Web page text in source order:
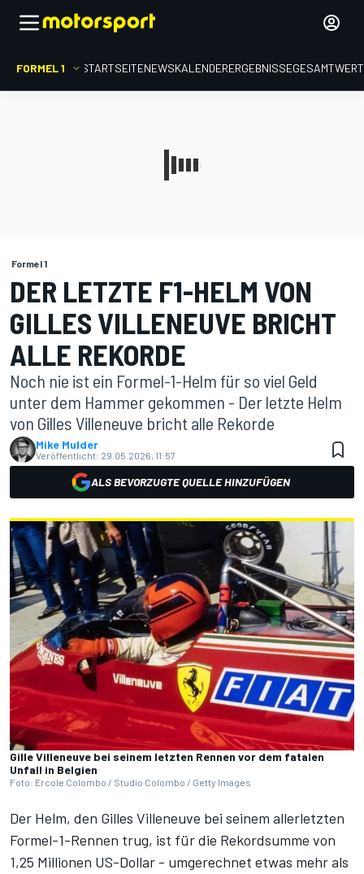
FORMEL 1 STARTSEITENEWSKALENDERERGEBNISSE
Formel 1
DER LETZTE F1-HELM VON
GILLES VILLENEUVE BRICHT
ALLE REKORDE
Noch nie ist ein Formel-1-Helm für so viel Geld
unter dem Hammer gekommen - Der letzte Helm
von Gilles Villeneuve bricht alle Rekorde
Mike Mulder
Veröffentlicht: 29.05.2026, 11:57
ALS BEVORZUGTE QUELLE HINZUFÜGEN
Gille Villeneuve bei seinem letzten Rennen vor dem fatalen
Unfall in Belgien
Foto: Ercole Colombo / Studio Colombo / Getty Images
Der Helm, den Gilles Villeneuve bei seinem allerletzten
Formel-1-Rennen trug, ist für die Rekordsumme von
1,25 Millionen US-Dollar - umgerechnet etwas mehr als